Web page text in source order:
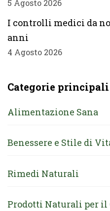
5 Agosto 2026
I controlli medici da
anni
4 Agosto 2026
Categorie principali
Alimentazione Sana
Benessere e Stile di
Rimedi Naturali
Prodotti Naturali per il